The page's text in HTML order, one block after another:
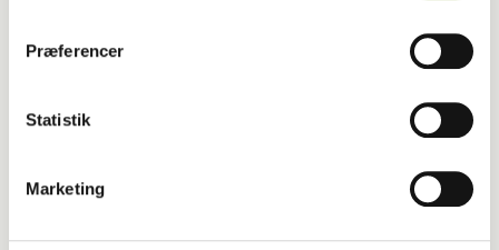
Præferencer
Statistik
Marketing
Livet med hund